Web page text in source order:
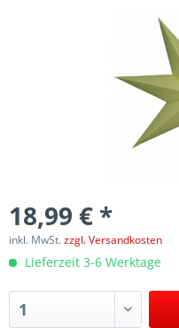
18,99 € *
inkl. MwSt.zzgl. Versandkosten
Lieferzeit 3-6 Werktage